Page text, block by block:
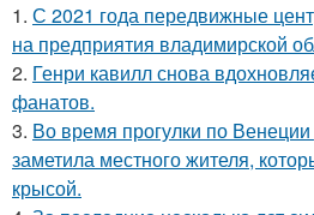
1. С 2021 года передвижные
на предприятия владимирской
2. Генри кавилл снова
фанатов.
3. Во время прогулки по Венеции
заметила местного жителя,
крысой.